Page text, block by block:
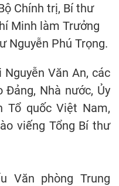
Chính trị, Bí thư
Minh làm Trưởng
Nguyễn Phú Trọng.
Văn An, các
Đảng, Nhà nước, Ủy
Tổ quốc Việt Nam,
viếng Tổng Bí thư
Văn phòng Trung